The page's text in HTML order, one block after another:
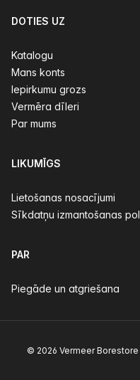
DOTIES UZ
Katalogu
Mans konts
Iepirkumu grozs
Vermēra dīleri
Par mums
LIKUMĪGS
Lietošanas nosacījumi
Sīkdatņu izmantošanas
PAR
Piegāde un atgriešana
© 2026 Vermeer